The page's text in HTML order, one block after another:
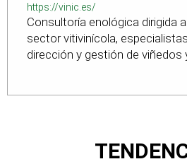
https://vinic.es/
Consultoría enológica dirigida
sector vitivinícola,
dirección y gestión de viñedos